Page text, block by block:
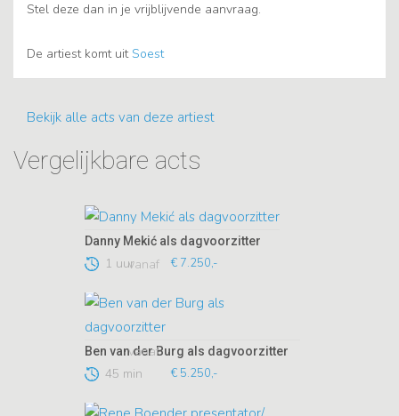
Stel deze dan in je vrijblijvende aanvraag.
De artiest komt uitSoest
Bekijk alle acts van deze artiest
Vergelijkbare acts
Danny Mekić als dagvoorzitter
1 uurvanaf € 7.250,-
Ben van der Burg als dagvoorzitter
45 min
vanaf
€ 5.250,-